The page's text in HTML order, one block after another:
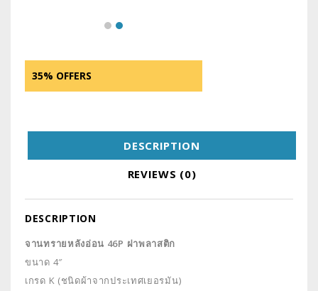
35% OFFERS
DESCRIPTION
REVIEWS (0)
DESCRIPTION
จานทรายหลังอ่อน 46P ฝาพลาสติก
ขนาด 4″
เกรด K (ชนิดผ้าจากประเทศเยอรมัน)